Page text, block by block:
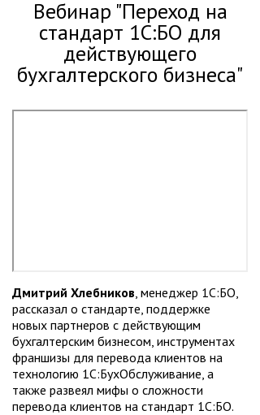
Вебинар "Переход на
стандарт 1С:БО для
действующего
бухгалтерского бизнеса"
Дмитрий Хлебников, менеджер 1С:БО,
рассказал о стандарте, поддержке
новых партнеров с действующим
бухгалтерским бизнесом, инструментах
франшизы для перевода клиентов на
технологию 1С:БухОбслуживание, а
также развеял мифы о сложности
перевода клиентов на стандарт 1С:БО.